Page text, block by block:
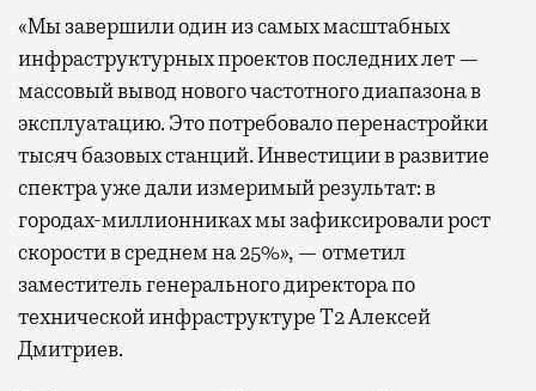
«Мы завершили один из самых масштабных
инфраструктурных проектов последних лет —
массовый вывод нового частотного диапазона в
эксплуатацию. Это потребовало перенастройки
тысяч базовых станций. Инвестиции в развитие
спектра уже дали измеримый результат: в
городах-миллионниках мы зафиксировали рост
скорости в среднем на 25%», — отметил
заместитель генерального директора по
технической инфраструктуре Т2 Алексей
Дмитриев.